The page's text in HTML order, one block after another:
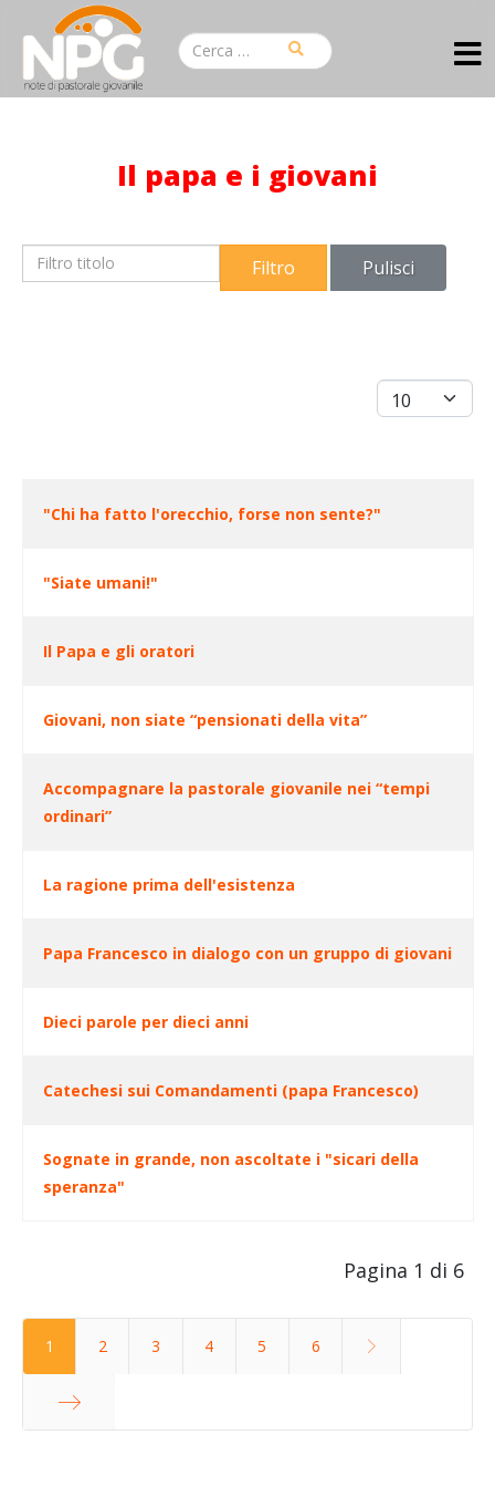
Il papa e i giovani
Filtro titolo Filtro Pulisci
Visualizza #
"Chi ha fatto l'orecchio, forse non sente?"
"Siate umani!"
Il Papa e gli oratori
Giovani, non siate “pensionati della vita”
Accompagnare la pastorale giovanile nei “tempi
ordinari”
La ragione prima dell'esistenza
Papa Francesco in dialogo con un gruppo di giovani
Dieci parole per dieci anni
Catechesi sui Comandamenti (papa Francesco)
Sognate in grande, non ascoltate i "sicari della
speranza"
Pagina 1 di 6
1 2 3 4 5 6